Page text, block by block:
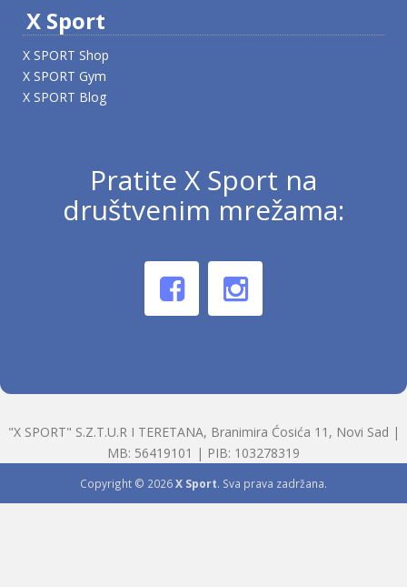
X Sport
X SPORT Shop
X SPORT Gym
X SPORT Blog
Pratite X Sport na
društvenim mrežama:
"X SPORT" S.Z.T.U.R I TERETANA, Branimira Ćosića 11, Novi Sad |
MB: 56419101 | PIB: 103278319
Copyright © 2026X Sport. Sva prava zadržana.